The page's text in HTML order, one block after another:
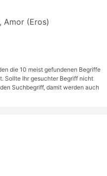
Amor (Eros)
die 10 meist gefundenen Begriffe
Sollte Ihr gesuchter Begriff nicht
Suchbegriff, damit werden auch